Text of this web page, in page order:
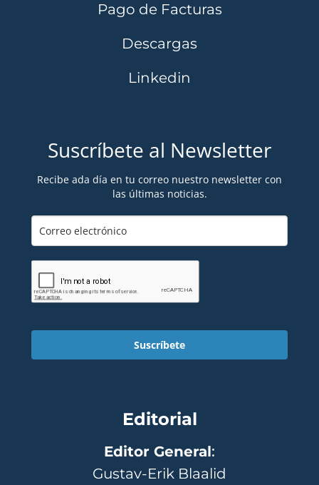
Pago de Facturas
Descargas
Linkedin
Suscríbete al Newsletter
Recibe ada día en tu correo nuestro newsletter con
las últimas noticias.
Suscríbete
Editorial
Editor General:
Gustav-Erik Blaalid